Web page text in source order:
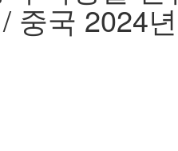
중국 2024